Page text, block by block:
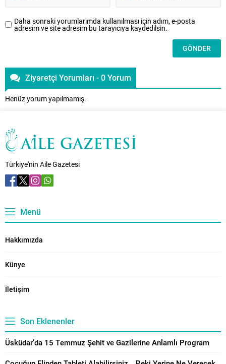
Daha sonraki yorumlarımda kullanılması için adım, e-posta
adresim ve site adresim bu tarayıcıya kaydedilsin.
Ziyaretçi Yorumları - 0 Yorum
Henüz yorum yapılmamış.
Türkiye'nin Aile Gazetesi
Menü
Hakkımızda
Künye
İletişim
Son Eklenenler
Üsküdar’da 15 Temmuz Şehit ve Gazilerine Anlamlı Program